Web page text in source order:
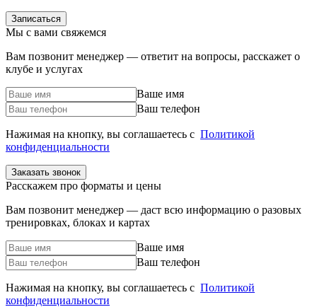
Мы с вами свяжемся
Вам позвонит менеджер — ответит на вопросы, расскажет о
клубе и услугах
Ваше имя
Ваш телефон
Нажимая на кнопку, вы соглашаетесь с Политикой
конфиденциальности
Расскажем про форматы и цены
Вам позвонит менеджер — даст всю информацию о разовых
тренировках, блоках и картах
Ваше имя
Ваш телефон
Нажимая на кнопку, вы соглашаетесь с Политикой
конфиденциальности